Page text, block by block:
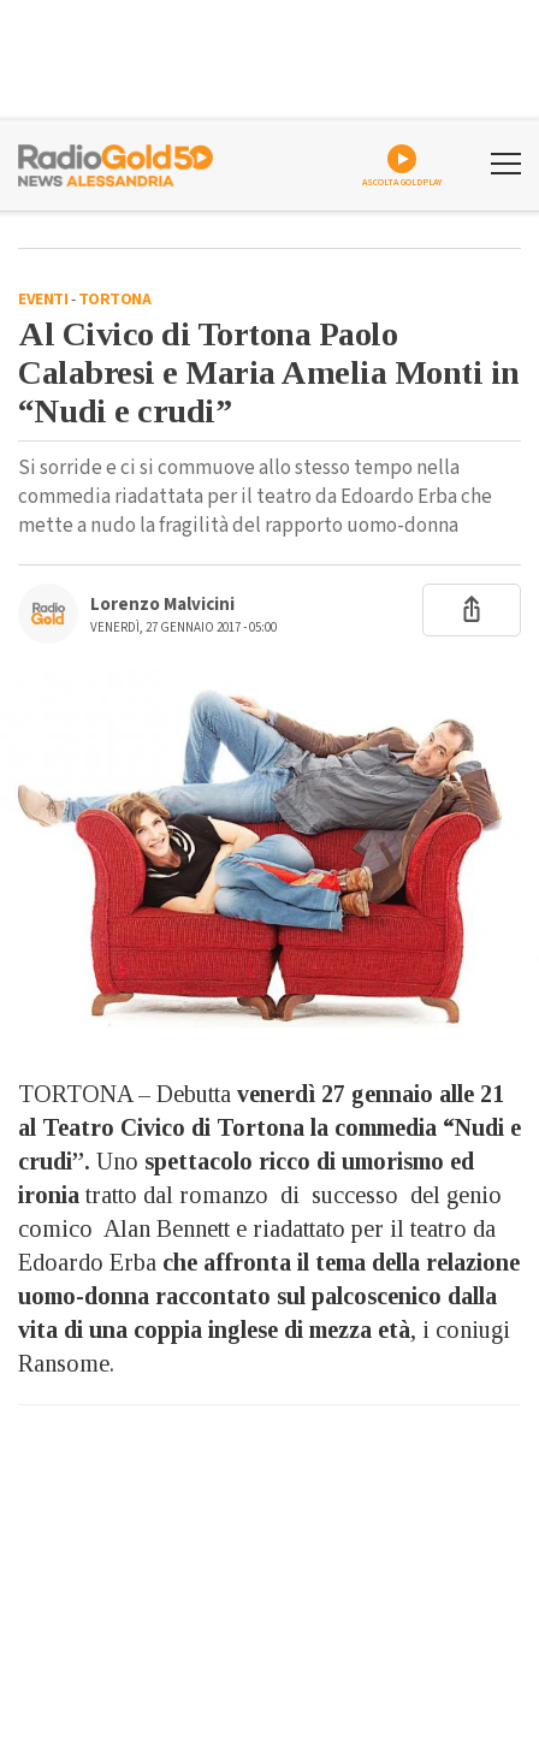
ASCOLTA GOLDPLAY
EVENTI-TORTONA
Al Civico di Tortona Paolo
Calabresi e Maria Amelia Monti in
“Nudi e crudi”
Si sorride e ci si commuove allo stesso tempo nella
commedia riadattata per il teatro da Edoardo Erba che
mette a nudo la fragilità del rapporto uomo-donna
Lorenzo Malvicini
VENERDÌ, 27 GENNAIO 2017 - 05:00
TORTONA – Debutta venerdì 27 gennaio alle 21
al Teatro Civico di Tortona la commedia “Nudi e
crudi”. Uno spettacolo ricco di umorismo ed
ironia tratto dal romanzo di successo del genio
comico Alan Bennett e riadattato per il teatro da
Edoardo Erba che affronta il tema della relazione
uomo-donna raccontato sul palcoscenico dalla
vita di una coppia inglese di mezza età, i coniugi
Ransome.